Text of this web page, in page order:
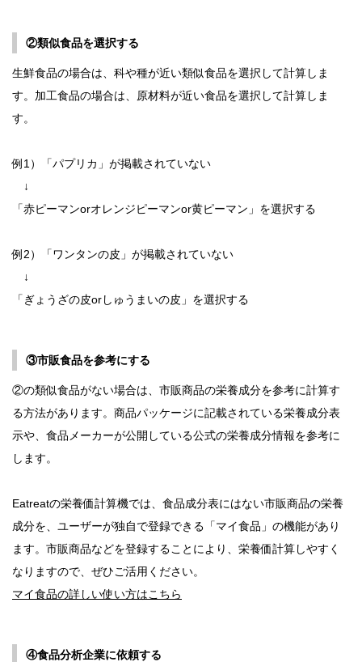
②類似食品を選択する
生鮮食品の場合は、科や種が近い類似食品を選択して計算しま
す。加工食品の場合は、原材料が近い食品を選択して計算しま
す。
例1）「パプリカ」が掲載されていない
↓
「赤ピーマンorオレンジピーマンor黄ピーマン」を選択する
例2）「ワンタンの皮」が掲載されていない
↓
「ぎょうざの皮orしゅうまいの皮」を選択する
③市販食品を参考にする
②の類似食品がない場合は、市販商品の栄養成分を参考に計算す
る方法があります。商品パッケージに記載されている栄養成分表
示や、食品メーカーが公開している公式の栄養成分情報を参考に
します。
Eatreatの栄養価計算機では、食品成分表にはない市販商品の栄養
成分を、ユーザーが独自で登録できる「マイ食品」の機能があり
ます。市販商品などを登録することにより、栄養価計算しやすく
なりますので、ぜひご活用ください。
マイ食品の詳しい使い方はこちら
④食品分析企業に依頼する